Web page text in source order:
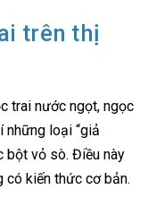
trên thị
trai nước ngọt, ngọc
những loại “giả
bột vỏ sò. Điều này
có kiến thức cơ bản.